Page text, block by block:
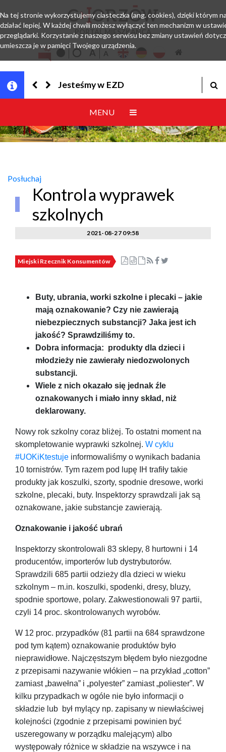
PORTAL MIESZKAŃCA
Jesteśmy w EZD
MENU
Posłuchaj
Kontrola wyprawek
szkolnych
2021-08-27 09:58
Miejski Rzecznik Konsumentów
Buty, ubrania, worki szkolne i plecaki – jakie
mają oznakowanie? Czy nie zawierają
niebezpiecznych substancji? Jaka jest ich
jakość? Sprawdziliśmy to.
Dobra informacja: produkty dla dzieci i
młodzieży nie zawierały niedozwolonych
substancji.
Wiele z nich okazało się jednak źle
oznakowanych i miało inny skład, niż
deklarowany.
Nowy rok szkolny coraz bliżej. To ostatni moment na
skompletowanie wyprawki szkolnej. W cyklu
#UOKiKtestuje informowaliśmy o wynikach badania
10 tornistrów. Tym razem pod lupę IH trafiły takie
produkty jak koszulki, szorty, spodnie dresowe, worki
szkolne, plecaki, buty. Inspektorzy sprawdzali jak są
oznakowane, jakie substancje zawierają.
Oznakowanie i jakość ubrań
Inspektorzy skontrolowali 83 sklepy, 8 hurtowni i 14
producentów, importerów lub dystrybutorów.
Sprawdzili 685 partii odzieży dla dzieci w wieku
szkolnym – m.in. koszulki, spodenki, dresy, bluzy,
spodnie sportowe, polary. Zakwestionowali 97 partii,
czyli 14 proc. skontrolowanych wyrobów.
W 12 proc. przypadków (81 partii na 684 sprawdzone
pod tym kątem) oznakowanie produktów było
nieprawidłowe. Najczęstszym błędem było niezgodne
z przepisami nazywanie włókien – na przykład „cotton”
zamiast „bawełna” i „polyester” zamiast „poliester”. W
kilku przypadkach w ogóle nie było informacji o
składzie lub był mylący np. zapisany w niewłaściwej
kolejności (zgodnie z przepisami powinien być
uszeregowany w porządku malejącym) albo
występowały różnice w składzie na wszywce i na
Na tej stronie wykorzystujemy ciasteczka (ang. cookies), dzięki którym
działać lepiej. W każdej chwili możesz wyłączyć ten mechanizm w
przeglądarki. Korzystanie z naszego serwisu bez zmiany ustawień
umieszcza je w pamięci Twojego urządzenia.